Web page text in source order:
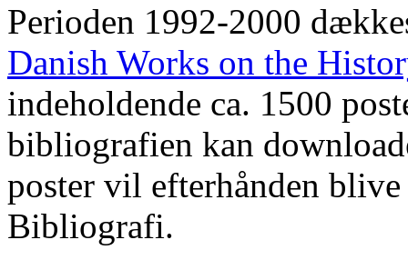
Perioden 1992-2000
Danish Works on the
indeholdende ca. 1500
bibliografien kan
poster vil efterhånden
Bibliografi.